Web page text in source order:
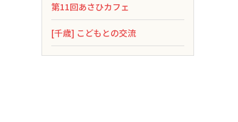
第11回あさひカフェ
[千歳] こどもとの交流